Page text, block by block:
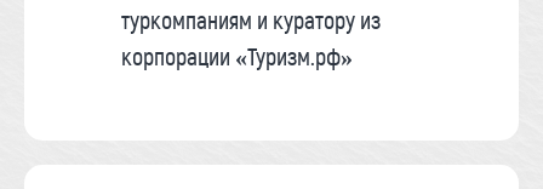
туркомпаниям и куратору из
корпорации «Туризм.рф»